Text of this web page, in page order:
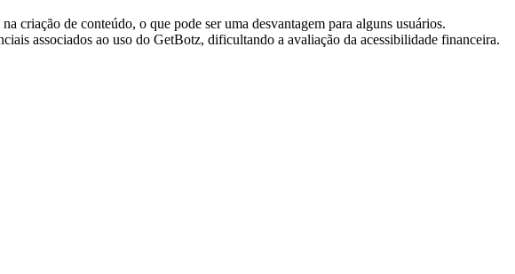
criação de conteúdo, o que pode ser uma desvantagem para alguns usuários.
associados ao uso do GetBotz, dificultando a avaliação da acessibilidade financeira.